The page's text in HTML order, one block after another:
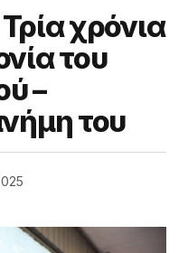
χρόνια
του
–
του